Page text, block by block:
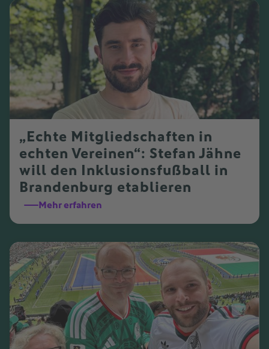
„Echte Mitgliedschaften in
echten Vereinen“: Stefan Jähne
will den Inklusionsfußball in
Brandenburg etablieren
Mehr erfahren